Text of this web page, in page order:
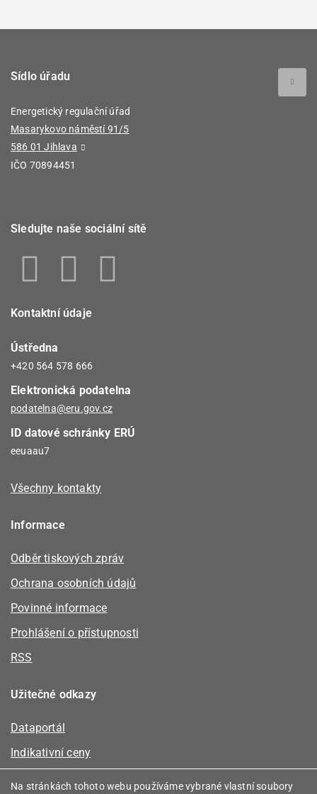
Sídlo úřadu
Energetický regulační úřad
Masarykovo náměstí 91/5
586 01 Jihlava
IČO 70894451
Sledujte naše sociální sítě
Kontaktní údaje
Ústředna
+420 564 578 666
Elektronická podatelna
podatelna@eru.gov.cz
ID datové schránky ERÚ
eeuaau7
Všechny kontakty
Informace
Odběr tiskových zpráv
Ochrana osobních údajů
Povinné informace
Prohlášení o přístupnosti
RSS
Užitečné odkazy
Dataportál
Indikativní ceny
Na stránkách tohoto webu používáme vybrané vlastní soubory